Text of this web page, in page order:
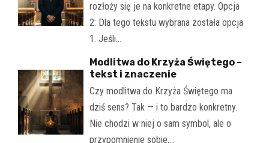
rozłoży się je na konkretne etapy. Opcja
2: Dla tego tekstu wybrana została opcja
1. Jeśli…
Modlitwa do Krzyża Świętego –
tekst i znaczenie
Czy modlitwa do Krzyża Świętego ma
dziś sens? Tak — i to bardzo konkretny.
Nie chodzi w niej o sam symbol, ale o
przypomnienie sobie,…